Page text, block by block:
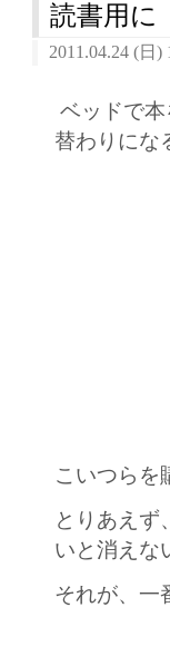
読書用に
2011.04.24 (日)
ベッドで
替わりにな
こいつらを
とりあえず
いと消えな
それが、一